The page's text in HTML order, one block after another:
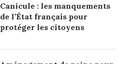
Canicule : les manquements
de l’État français pour
protéger les citoyens